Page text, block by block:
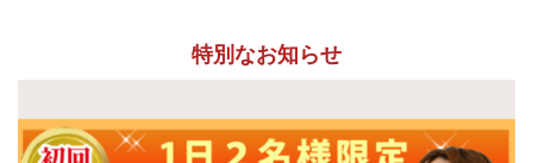
特別なお知らせ